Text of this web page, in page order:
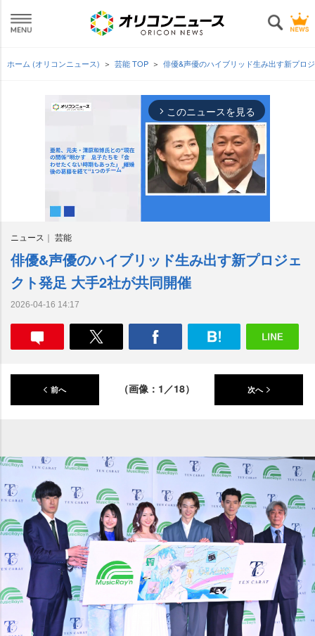
ホーム (オリコンニュース) 芸能 TOP 俳優&声優のハイブリッド生み出す新プロ
arrow_forward_ios このニュースを見る
M
ニュース 芸能
俳優&声優のハイブリッド生み出す新プロジェ
クト発足 大手2社が共同開催
2026-04-16 14:17
前へ （画像：1／18） 次へ